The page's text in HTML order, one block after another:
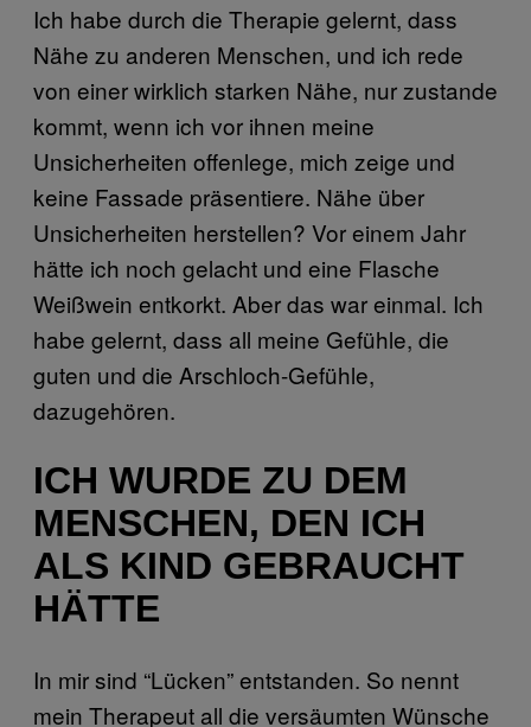
Ich habe durch die Therapie gelernt, dass
Nähe zu anderen Menschen, und ich rede
von einer wirklich starken Nähe, nur zustande
kommt, wenn ich vor ihnen meine
Unsicherheiten offenlege, mich zeige und
keine Fassade präsentiere. Nähe über
Unsicherheiten herstellen? Vor einem Jahr
hätte ich noch gelacht und eine Flasche
Weißwein entkorkt. Aber das war einmal. Ich
habe gelernt, dass all meine Gefühle, die
guten und die Arschloch-Gefühle,
dazugehören.
ICH WURDE ZU DEM
MENSCHEN, DEN ICH
ALS KIND GEBRAUCHT
HÄTTE
In mir sind “Lücken” entstanden. So nennt
mein Therapeut all die versäumten Wünsche